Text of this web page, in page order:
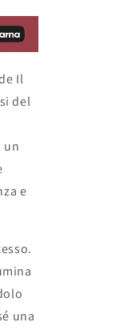
Il
del
un
e
una